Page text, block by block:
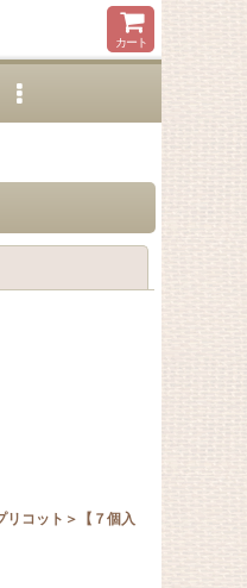
カート
コット＞【７個入